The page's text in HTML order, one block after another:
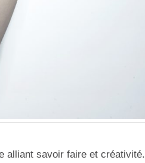
alliant savoir faire et créativité.